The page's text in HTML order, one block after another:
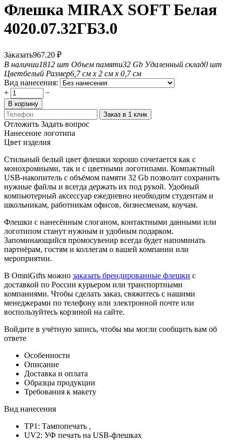
Флешка MIRAX SOFT Белая
4020.07.32ГБ3.0
Заказать967.20 ₽
В наличии1812 шт Объем памяти32 Gb Удаленный склад0 шт
Цветбелый Размер6,7 см х 2 см х 0,7 см
Вид нанесения:
+
−
В корзину
Заказ в 1 клик
Отложить Задать вопрос
Нанесение логотипа
Цвет изделия
Стильный белый цвет флешки хорошо сочетается как с
монохромными, так и с цветными логотипами. Компактный
USB-накопитель с объёмом памяти 32 Gb позволит сохранить
нужные файлы и всегда держать их под рукой. Удобный
компьютерный аксессуар ежедневно необходим студентам и
школьникам, работникам офисов, бизнесменам, коучам.
Флешки с нанесённым слоганом, контактными данными или
логотипом станут нужным и удобным подарком.
Запоминающийся промосувенир всегда будет напоминать
партнёрам, гостям и коллегам о вашей компании или
мероприятии.
В OmniGifts можно заказать брендированные флешки с
доставкой по России курьером или транспортными
компаниями. Чтобы сделать заказ, свяжитесь с нашими
менеджерами по телефону или электронной почте или
воспользуйтесь корзиной на сайте.
Войдите в учётную запись, чтобы мы могли сообщить вам об
ответе
Особенности
Описание
Доставка и оплата
Образцы продукции
Требования к макету
Вид нанесения
TP1: Тампопечать
UV2: УФ печать на USB-флешках